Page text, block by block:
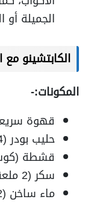
الجميلة
الكابتشينو
المكونات:-
قهوة سريعة
حليب بودر (4 ملاعق كبيرة).
قشطة
سكر (2 ملعقتان كبيرتان).
ماء ساخن (2 كوب).